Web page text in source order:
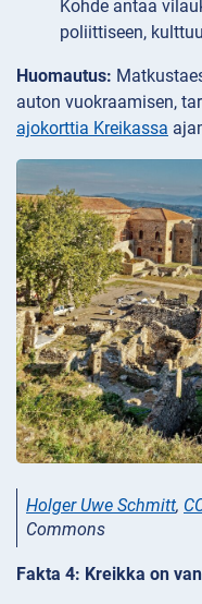
Kohde antaa
poliittiseen,
Huomautus:
auton vuokraamisen,
ajokorttia Kreikassa
Holger Uwe Schmitt,
Commons
Fakta 4: Kreikka on